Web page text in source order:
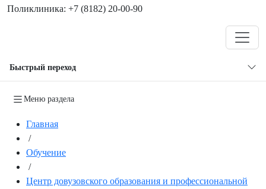
Поликлиника: +7 (8182) 20-00-90
Быстрый переход
Меню раздела
Главная
/
Обучение
/
Центр довузовского образования и профессиональной